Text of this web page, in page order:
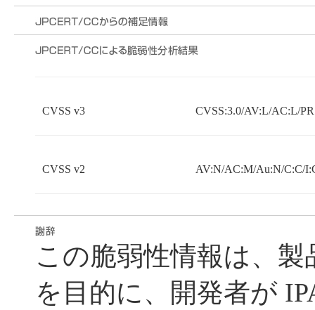
CVSS v3 CVSS:3.0/AV:L/AC:L/
CVSS v2 AV:N/AC:M/Au:N/C:C/
この脆弱性情報は、
を目的に、開発者が